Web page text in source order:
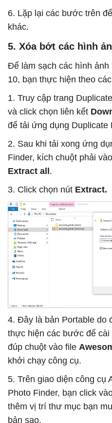
6. Lặp lại các bước trên
khác.
5. Xóa bớt các hình
Để làm sạch các hình ảnh
10, bạn thực hiện theo
1. Truy cập trang
và click chọn liên kết
để tải ứng dụng Duplicate
2. Sau khi tải xong ứng
Finder, kích chuột phải
Extract all.
3. Click chọn nút Extract.
4. Đây là bản Portable do
thực hiện các bước để
đúp chuột vào file
khởi chạy công cụ.
5. Trên giao diện công cụ
Photo Finder, bạn click
thêm vị trí thư mục bạn
bản sao.